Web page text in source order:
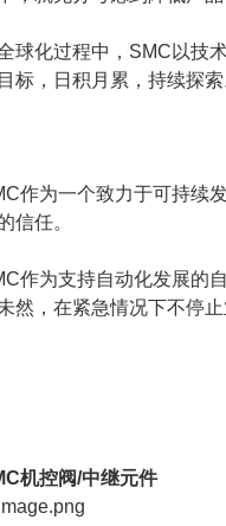
球化过程中，SMC以技
标，日积月累，持续探索
作为一个致力于可持续
信任。
作为支持自动化发展的
然，在紧急情况下不停
机控阀/中继元件